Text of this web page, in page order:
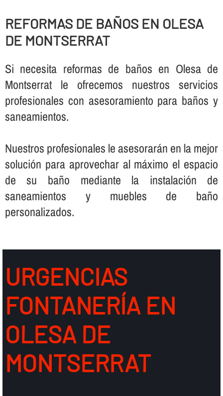
REFORMAS DE BAÑOS EN OLESA
DE MONTSERRAT
Si necesita reformas de baños en Olesa de
Montserrat le ofrecemos nuestros servicios
profesionales con asesoramiento para baños y
saneamientos.
Nuestros profesionales le asesorarán en la mejor
solución para aprovechar al máximo el espacio
de su baño mediante la instalación de
saneamientos y muebles de baño
personalizados.
URGENCIAS
FONTANERÍ­A EN
OLESA DE
MONTSERRAT